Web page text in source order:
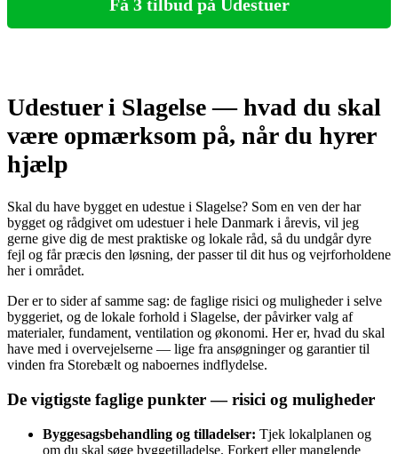
Få 3 tilbud på Udestuer
Udestuer i Slagelse — hvad du skal
være opmærksom på, når du hyrer
hjælp
Skal du have bygget en udestue i Slagelse? Som en ven der har
bygget og rådgivet om udestuer i hele Danmark i årevis, vil jeg
gerne give dig de mest praktiske og lokale råd, så du undgår dyre
fejl og får præcis den løsning, der passer til dit hus og vejrforholdene
her i området.
Der er to sider af samme sag: de faglige risici og muligheder i selve
byggeriet, og de lokale forhold i Slagelse, der påvirker valg af
materialer, fundament, ventilation og økonomi. Her er, hvad du skal
have med i overvejelserne — lige fra ansøgninger og garantier til
vinden fra Storebælt og naboernes indflydelse.
De vigtigste faglige punkter — risici og muligheder
Byggesagsbehandling og tilladelser: Tjek lokalplanen og
om du skal søge byggetilladelse. Forkert eller manglende